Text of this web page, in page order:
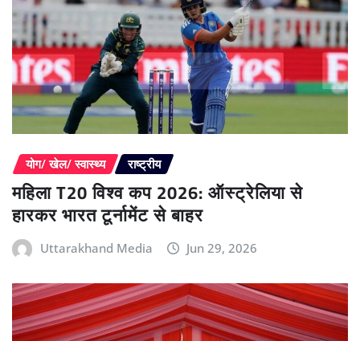
योग/ खेल/ स्वास्थ्य राष्ट्रीय
महिला T20 विश्व कप 2026: ऑस्ट्रेलिया से
हारकर भारत टूर्नामेंट से बाहर
Uttarakhand Media Jun 29, 2026